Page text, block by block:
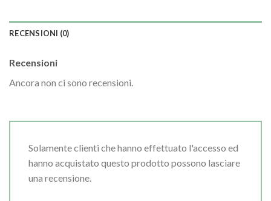
RECENSIONI (0)
Recensioni
Ancora non ci sono recensioni.
Solamente clienti che hanno effettuato l'accesso ed
hanno acquistato questo prodotto possono lasciare
una recensione.